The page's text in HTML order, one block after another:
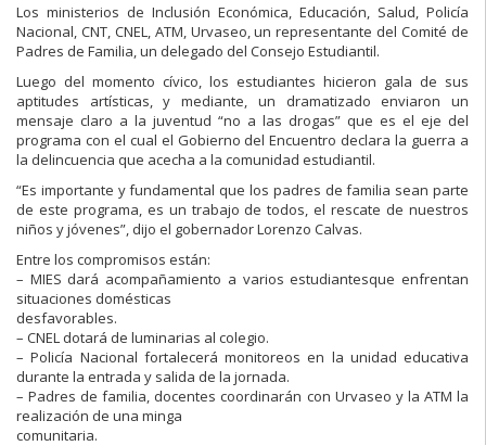
Los ministerios de Inclusión Económica, Educación, Salud, Policía
Nacional, CNT, CNEL, ATM, Urvaseo, unrepresentante del Comité de
Padres de Familia,un delegado del Consejo Estudiantil.
Luego del momento cívico, los estudiantes hicieron gala de sus
aptitudes artísticas, y mediante, un dramatizadoenviaron un
mensaje claro a la juventud “no a las drogas” que es el eje del
programa con el cual el Gobierno delEncuentro declara la guerra a
la delincuencia que acecha a la comunidad estudiantil.
“Es importante y fundamental que los padres de familia sean parte
de este programa, es un trabajo de todos, elrescate de nuestros
niños y jóvenes”, dijo el gobernadorLorenzo Calvas.
Entre los compromisos están:
– MIES dará acompañamiento a varios estudiantesque enfrentan
situaciones domésticas
desfavorables.
– CNEL dotará de luminarias al colegio.
– Policía Nacional fortalecerá monitoreos en la unidad educativa
durante la entrada y salida de la jornada.
– Padres de familia, docentes coordinarán con Urvaseo y la ATM la
realización de una minga
comunitaria.